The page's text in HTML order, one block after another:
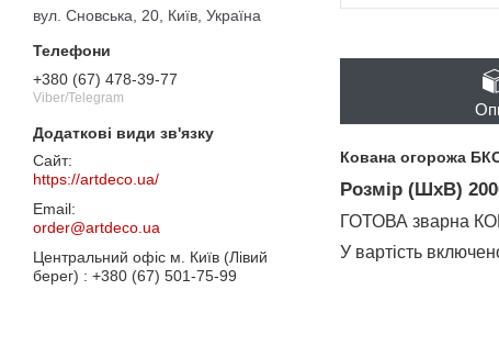
вул. Сновська, 20, Київ, Україна
+380 (67) 478-39-77
Viber/Telegram
https://artdeco.ua/
order@artdeco.ua
Центральний офіс м. Київ (Лівий
берег)
+380 (67) 501-75-99
Кована огорожа
Розмір (ШхВ)
ГОТОВА зварна
У вартість